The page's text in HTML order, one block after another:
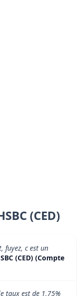
(CED)
fuyez, c est un
(CED) (Compte
taux est de 1,75%